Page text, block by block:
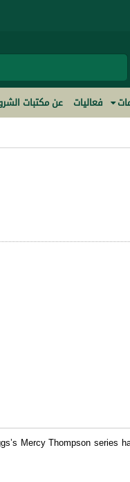
فعاليات عن مكتبات
Mercy Thompson series